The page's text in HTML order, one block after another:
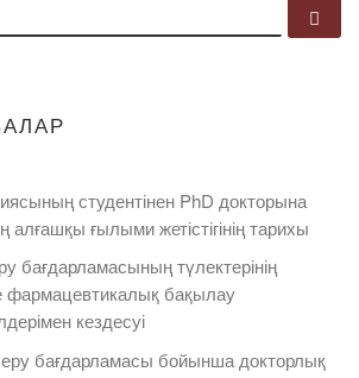
студентінен PhD докторына
ғылыми жетістігінің тарихы
бағдарламасының түлектерінің
бақылау
кездесуі
бағдарламасы бойынша докторлық